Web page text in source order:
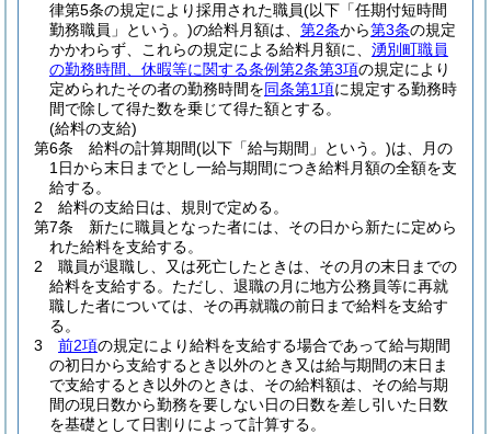
律第5条の規定により採用された職員(以下「任期付短時間
勤務職員」という。)の給料月額は、 第2条から第3条の規定
かかわらず、これらの規定による給料月額に、 湧別町職員
の勤務時間、休暇等に関する条例第2条第3項の規定により
定められたその者の勤務時間を同条第1項に規定する勤務時
間で除して得た数を乗じて得た額とする。
(給料の支給)
第6条
給料の計算期間(以下「給与期間」という。)は、月の
1日から末日までとし一給与期間につき給料月額の全額を支
給する。
2
給料の支給日は、規則で定める。
第7条
新たに職員となった者には、その日から新たに定めら
れた給料を支給する。
2
職員が退職し、又は死亡したときは、その月の末日までの
給料を支給する。 ただし、退職の月に地方公務員等に再就
職した者については、その再就職の前日まで給料を支給す
る。
3
前2項の規定により給料を支給する場合であって給与期間
の初日から支給するとき以外のとき又は給与期間の末日ま
で支給するとき以外のときは、その給料額は、その給与期
間の現日数から勤務を要しない日の日数を差し引いた日数
を基礎として日割りによって計算する。